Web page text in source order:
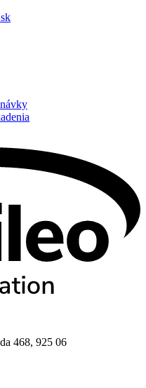
468, 925 06